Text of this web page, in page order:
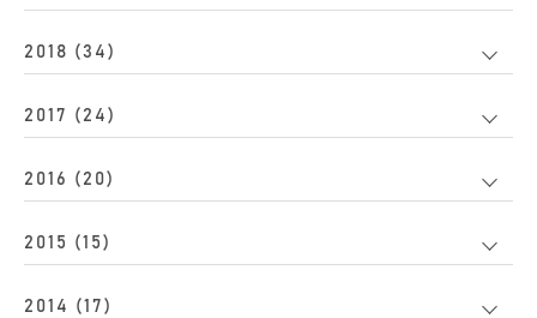
2018 (34)
2017 (24)
2016 (20)
2015 (15)
2014 (17)